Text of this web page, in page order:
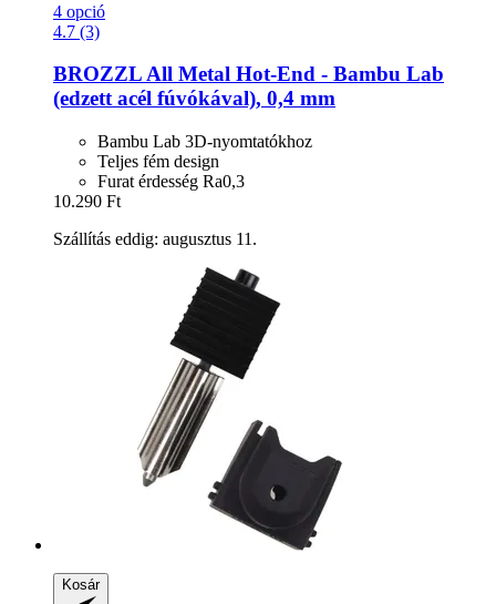
4 opció
4.7 (3)
BROZZLAll Metal Hot-​End -​ Bambu Lab
(edzett acél fúvókával), 0,4 mm
Bambu Lab 3D-nyomtatókhoz
Teljes fém design
Furat érdesség Ra0,3
10.290 Ft
Szállítás eddig: augusztus 11.
Kosár